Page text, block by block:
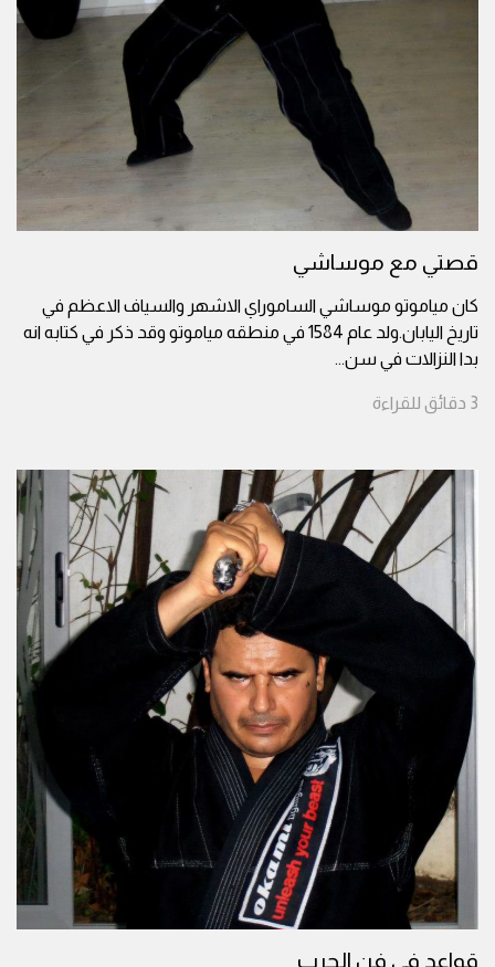
قصتي مع موساشي
كان مياموتو موساشي الساموراي الاشهر والسياف الاعظم في
تاريخ اليابان.ولد عام 1584 في منطقه مياموتو وقد ذكر في كتابه انه
بدا النزالات في سن...
3 دقائق للقراءة
قواعد في فن الحرب